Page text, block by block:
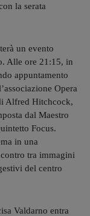
la serata
un evento
Alle ore 21:15, in
appuntamento
Opera
Alfred Hitchcock,
dal Maestro
Focus.
in una
tra immagini
del centro
Valdarno entra